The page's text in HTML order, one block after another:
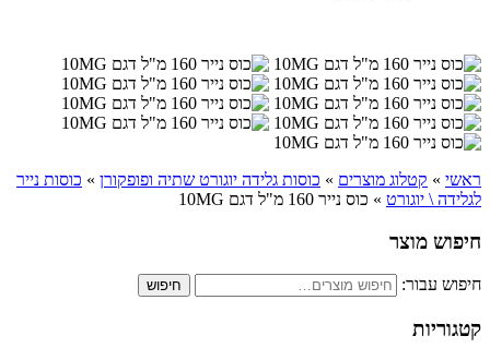
ראשי » קטלוג מוצרים » כוסות גלידה יוגורט שתיה ופופקורן » כוסות נייר
לגלידה \ יוגורט » כוס נייר 160 מ"ל דגם 10MG
חיפוש מוצר
חיפוש עבור: חיפוש
קטגוריות